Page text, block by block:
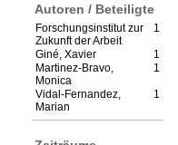
Autoren / Beteiligte
1
Forschungsinstitut zur
Zukunft der Arbeit
1
Giné, Xavier
1
Martinez-Bravo,
Monica
1
Vidal-Fernandez,
Marian